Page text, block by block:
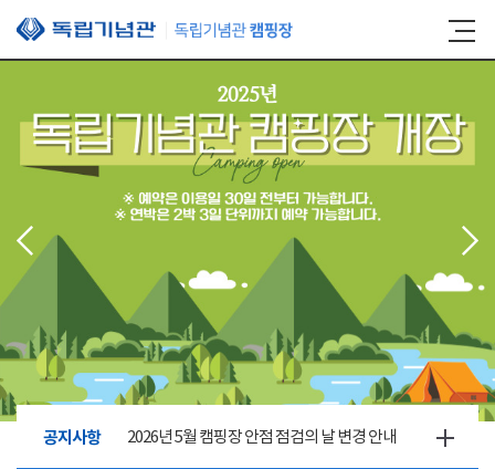
본문 바로가기
공지사항 2026년 5월 캠핑장 안점 점검의 날 변경 안내